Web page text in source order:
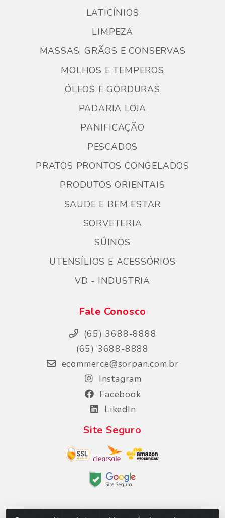
LATICÍNIOS
LIMPEZA
MASSAS, GRÃOS E CONSERVAS
MOLHOS E TEMPEROS
ÓLEOS E GORDURAS
PADARIA LOJA
PANIFICAÇÃO
PESCADOS
PRATOS PRONTOS CONGELADOS
PRODUTOS ORIENTAIS
SAUDE E BEM ESTAR
SORVETERIA
SÚINOS
UTENSÍLIOS E ACESSÓRIOS
VD - INDUSTRIA
Fale Conosco
(65) 3688-8888
(65) 3688-8888
ecommerce@sorpan.com.br
Instagram
Facebook
LikedIn
Site Seguro